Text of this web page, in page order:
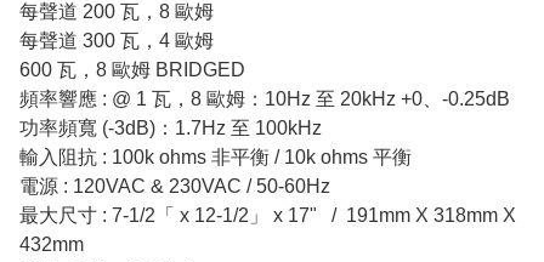
每聲道 200 瓦，8 歐姆
每聲道 300 瓦，4 歐姆
600 瓦，8 歐姆 BRIDGED
頻率響應 : @ 1 瓦，8 歐姆：10Hz 至 20kHz +0、-0.25dB
功率頻寬 (-3dB)：1.7Hz 至 100kHz
輸入阻抗 : 100k ohms 非平衡 / 10k ohms 平衡
電源 : 120VAC & 230VAC / 50-60Hz
最大尺寸 : 7-1/2「 x 12-1/2」 x 17" / 191mm X 318mm X
432mm